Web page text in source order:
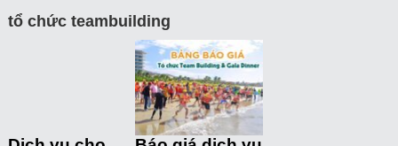
tổ chức teambuilding